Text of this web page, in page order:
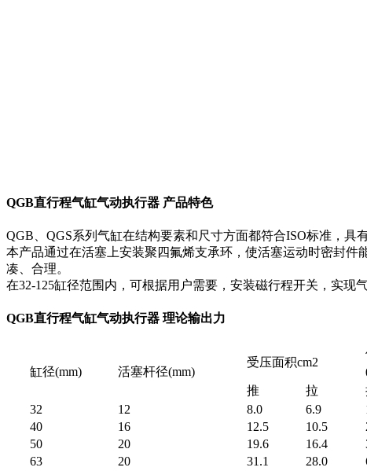
QGB直行程气缸气动执行器 产品特色
QGB、QGS系列气缸在结构要素和尺寸方面都符合ISO标准，
本产品通过在活塞上安装聚四氟烯支承环，使活塞运动时密封
凑、合理。
在32-125缸径范围内，可根据用户需要，安装磁行程开关，实现
QGB直行程气缸气动执行器 理论输出力
缸径(mm) 活塞杆径(mm)
受压面积cm2
推
拉
32
12 8.0 6.9
40
16 12.5 10.5
50
20 19.6 16.4
63
20 31.1 28.0